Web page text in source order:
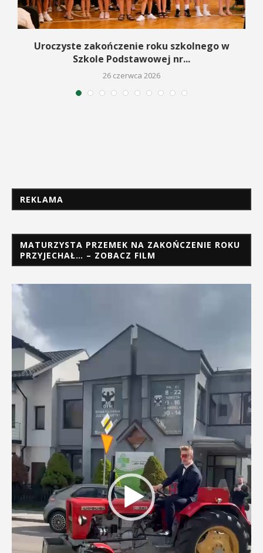
Uroczyste zakończenie roku szkolnego w
Szkole Podstawowej nr...
26 czerwca 2026
REKLAMA
MATURZYSTA PRZEMEK NA ZAKOŃCZENIE ROKU
PRZYJECHAŁ… – ZOBACZ FILM
Odtwarzacz